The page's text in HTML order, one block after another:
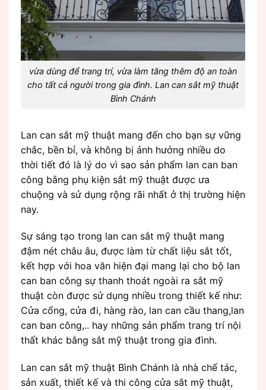
vừa dùng để trang trí, vừa làm tăng thêm độ an toàn
cho tất cả người trong gia đình. Lan can sắt mỹ thuật
Bình Chánh
Lan can sắt mỹ thuật mang đến cho bạn sự vững
chắc, bền bỉ, và không bị ảnh hưởng nhiều do
thời tiết đó là lý do vì sao sản phẩm lan can ban
công bằng phụ kiện sắt mỹ thuật được ưa
chuộng và sử dụng rộng rãi nhất ở thị trường hiện
nay.
Sự sáng tạo trong lan can sắt mỹ thuật mang
đậm nét châu âu, được làm từ chất liệu sắt tốt,
kết hợp với hoa văn hiện đại mang lại cho bộ lan
can ban công sự thanh thoát ngoài ra sắt mỹ
thuật còn được sử dụng nhiều trong thiết kế như:
Cửa cổng, cửa đi, hàng rào, lan can cầu thang,lan
can ban công,.. hay những sản phẩm trang trí nội
thất khác bằng sắt mỹ thuật trong gia đình.
Lan can sắt mỹ thuật Bình Chánh là nhà chế tác,
sản xuất, thiết kế và thi công cửa sắt mỹ thuật,